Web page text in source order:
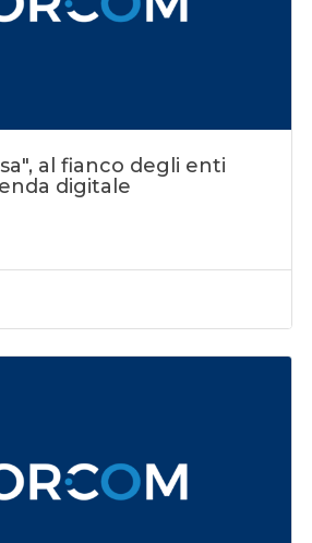
al fianco degli enti
digitale